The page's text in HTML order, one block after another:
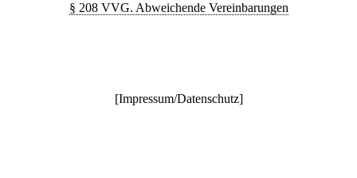
§ 208 VVG. Abweichende Vereinbarungen
[Impressum/Datenschutz]